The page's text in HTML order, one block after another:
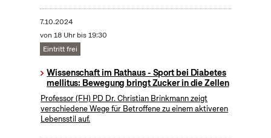
7.10.2024
von 18 Uhr bis 19:30
Eintritt frei
Wissenschaft im Rathaus - Sport bei Diabetes
mellitus: Bewegung bringt Zucker in die Zellen
Professor (FH) PD Dr. Christian Brinkmann zeigt
verschiedene Wege für Betroffene zu einem aktiveren
Lebensstil auf.